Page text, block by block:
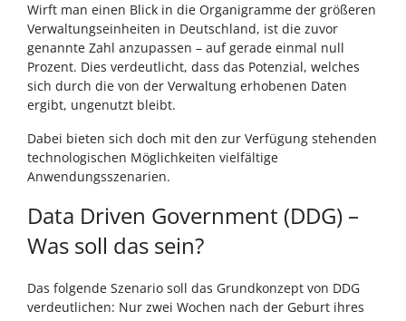
Wirft man einen Blick in die Organigramme der größeren
Verwaltungseinheiten in Deutschland, ist die zuvor
genannte Zahl anzupassen – auf gerade einmal null
Prozent. Dies verdeutlicht, dass das Potenzial, welches
sich durch die von der Verwaltung erhobenen Daten
ergibt, ungenutzt bleibt.
Dabei bieten sich doch mit den zur Verfügung stehenden
technologischen Möglichkeiten vielfältige
Anwendungsszenarien.
Data Driven Government (DDG) –
Was soll das sein?
Das folgende Szenario soll das Grundkonzept von DDG
verdeutlichen: Nur zwei Wochen nach der Geburt ihres